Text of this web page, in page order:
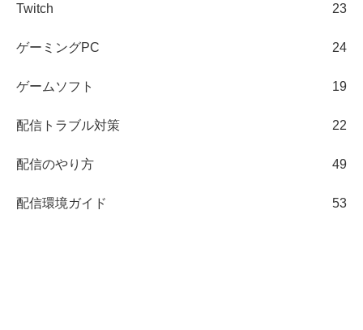
Twitch 23
ゲーミングPC 24
ゲームソフト 19
配信トラブル対策 22
配信のやり方 49
配信環境ガイド 53